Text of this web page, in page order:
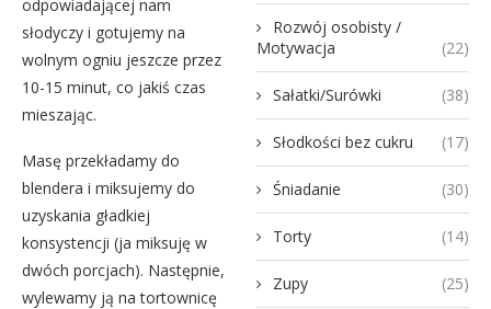
odpowiadającej nam
słodyczy i gotujemy na
wolnym ogniu jeszcze przez
10-15 minut, co jakiś czas
mieszając.
Masę przekładamy do
blendera i miksujemy do
uzyskania gładkiej
konsystencji (ja miksuję w
dwóch porcjach). Następnie,
wylewamy ją na tortownicę
Rozwój osobisty /
Motywacja
(22)
Sałatki/Surówki (38)
Słodkości bez cukru (17)
Śniadanie (30)
Torty (14)
Zupy (25)